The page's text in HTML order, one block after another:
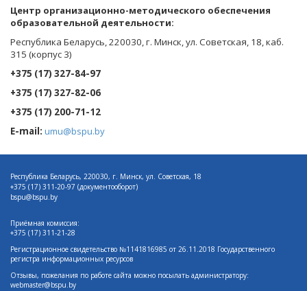
Центр организационно-методического обеспечения
образовательной деятельности:
Республика Беларусь, 220030, г. Минск, ул. Советская, 18, каб.
315 (корпус 3)
+375 (17) 327-84-97
+375 (17) 327-82-06
+375 (17) 200-71-12
E-mail: umu@bspu.by
Республика Беларусь, 220030, г. Минск, ул. Советская, 18
+375 (17) 311-20-97 (документооборот)
bspu@bspu.by
Приёмная комиссия:
+375 (17) 311-21-28
Регистрационное свидетельство №1141816985 от 26.11.2018 Государственного
регистра информационных ресурсов
Отзывы, пожелания по работе сайта можно посылать администратору:
webmaster@bspu.by